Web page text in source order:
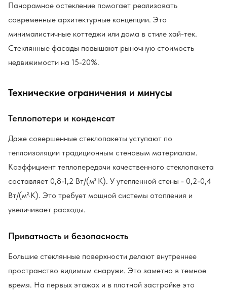
Панорамное остекление помогает реализовать
современные архитектурные концепции. Это
минималистичные коттеджи или дома в стиле хай-тек.
Стеклянные фасады повышают рыночную стоимость
недвижимости на 15-20%.
Технические ограничения и минусы
Теплопотери и конденсат
Даже совершенные стеклопакеты уступают по
теплоизоляции традиционным стеновым материалам.
Коэффициент теплопередачи качественного стеклопакета
составляет 0,8-1,2 Вт/(м²·К). У утепленной стены - 0,2-0,4
Вт/(м²·К). Это требует мощной системы отопления и
увеличивает расходы.
Приватность и безопасность
Большие стеклянные поверхности делают внутреннее
пространство видимым снаружи. Это заметно в темное
время. На первых этажах и в плотной застройке это